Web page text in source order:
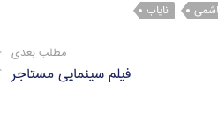
نایاب
مطلب بعدی
فیلم سینمایی مستاجر